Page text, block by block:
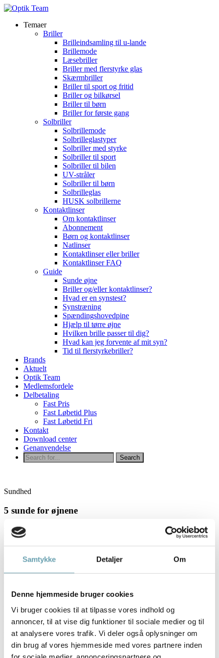
Samtykke Detaljer Om
Denne hjemmeside bruger cookies
Vi bruger cookies til at tilpasse vores indhold og
annoncer, til at vise dig funktioner til sociale medier og til
at analysere vores trafik. Vi deler også oplysninger om
din brug af vores hjemmeside med vores partnere inden
Temaer
Briller
Brilleindsamling til u-lande
Brillemode
Læsebriller
Briller med flerstyrke glas
Skærmbriller
Briller til sport og fritid
Briller og bilkørsel
Briller til børn
Briller for første gang
Solbriller
Solbrillemode
Solbrilleglastyper
Solbriller med styrke
Solbriller til sport
Solbriller til bilen
UV-stråler
Solbriller til børn
Solbrilleglas
HUSK solbrillerne
Kontaktlinser
Om kontaktlinser
Abonnement
Børn og kontaktlinser
Natlinser
Kontaktlinser eller briller
Kontaktlinser FAQ
Guide
Sunde øjne
Briller og/eller kontaktlinser?
Hvad er en synstest?
Synstræning
Spændingshovedpine
Hjælp til tørre øjne
Hvilken brille passer til dig?
Hvad kan jeg forvente af mit syn?
Tid til flerstyrkebriller?
Brands
Aktuelt
Optik Team
Medlemsfordele
Delbetaling
Fast Pris
Fast Løbetid Plus
Fast Løbetid Fri
Kontakt
Download center
Genanvendelse
Sundhed
5 sunde for øjnene
Pas på øjnene – de skal holde i mange år
Den vigtigste af alle sanser er syns-sansen.
Faktisk stammer hele 80% af alle sanseindtryk fra øjnene. Måske
tillægger du det ikke stor betydning i dagligdagen, men dit syn skal
følge for at holde dine øjne raske så længe som muligt.
Du kan træne dig i form og spise dig til en flot figur, det samme
gælder for dine øjnes sundhed.
Her er et par ”nemme” tips til at holde dine øjne i god form
5: sunde til øjnene